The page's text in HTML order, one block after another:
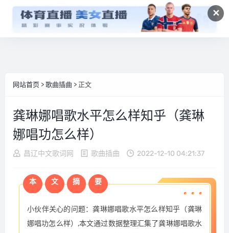
✕
网站首页 > 歌曲插曲 > 正文
龚琳娜唱歌水平怎么样知乎（龚琳
娜唱功怎么样）
昌辽中文歌词网 歌曲插曲 2022-12-10 04:21:37
本 文 摘 要
小伙伴关心的问题：龚琳娜唱歌水平怎么样知乎（龚琳
娜唱功怎么样）,本文通过数据整理汇集了龚琳娜唱歌水